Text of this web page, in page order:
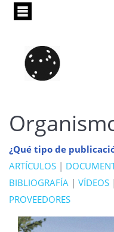
Pasar
principal
¿Qué tipo de
ARTÍCULOS |
BIBLIOGRAFÍA | VÍDEOS |
PROVEEDORES